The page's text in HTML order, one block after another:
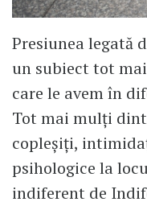
Presiunea legată
un subiect tot
care le avem în
Tot mai mulți
copleșiți,
psihologice la
indiferent de